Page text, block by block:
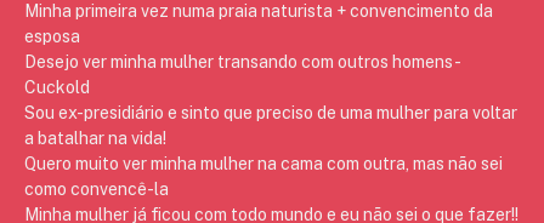
Minha primeira vez numa praia naturista + convencimento da
esposa
Desejo ver minha mulher transando com outros homens -
Cuckold
Sou ex-presidiário e sinto que preciso de uma mulher para voltar
a batalhar na vida!
Quero muito ver minha mulher na cama com outra, mas não sei
como convencê-la
Minha mulher já ficou com todo mundo e eu não sei o que fazer!!